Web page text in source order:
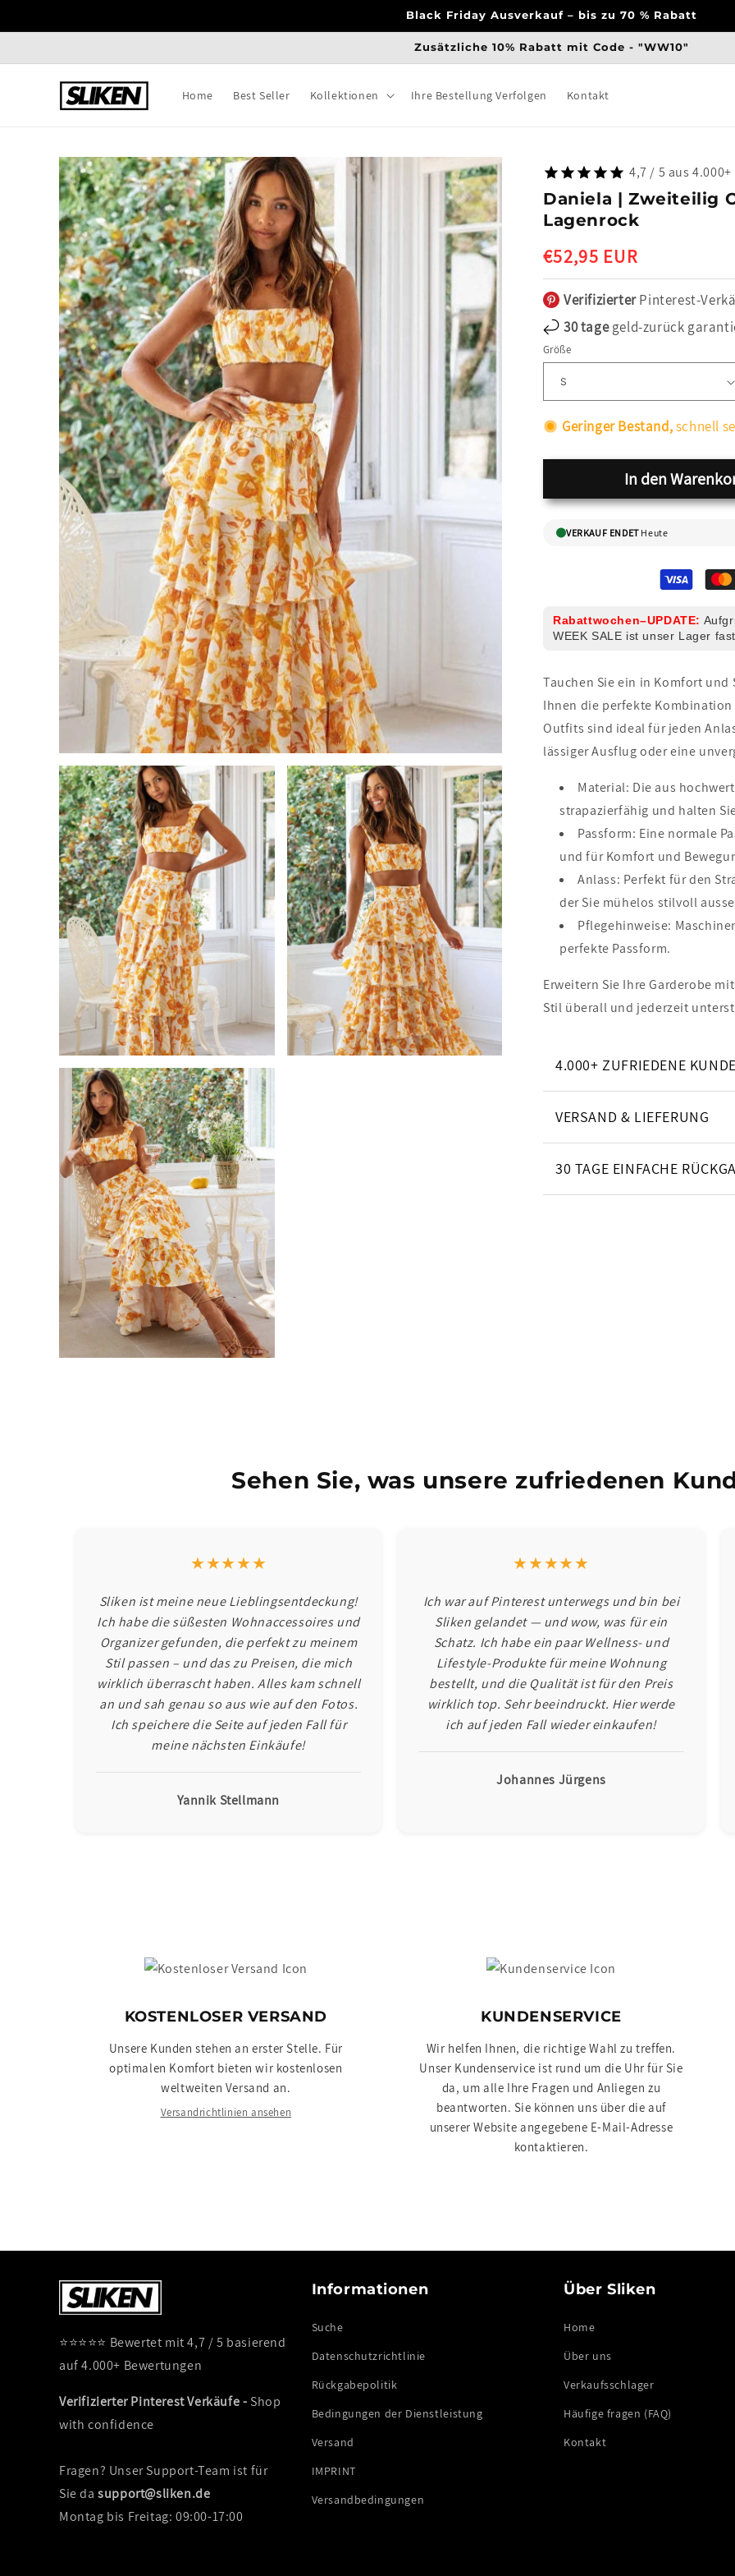
Inhalt
Black Friday Ausverkauf – bis zu 70 % Rabatt
Zusätzliche 10% Rabatt mit Code - "WW10"
Home Best Seller Kollektionen Ihre Bestellung Verfolgen Kontakt
4,7 / 5 aus
Daniela | Zweiteilig
Lagenrock
Normaler
Preis
€52,95 EUR
VerifizierterPinterest-
30 tagegeld-zurück
Größe
Geringer Bestand,schnell
In den
VERKAUF ENDETHeute
Rabattwochen–UPDATE:
WEEK SALE ist unser Lager
Tauchen Sie ein in Komfort
Ihnen die perfekte
Outfits sind ideal für jeden
lässiger Ausflug oder eine
Material: Die aus
strapazierfähig und halten
Passform: Eine normale
und für Komfort und
Anlass: Perfekt für den
der Sie mühelos stilvoll
Pflegehinweise:
perfekte Passform.
Erweitern Sie Ihre Garderobe
Stil überall und jederzeit
4.000+ ZUFRIEDENE
VERSAND & LIEFERUNG
30 TAGE EINFACHE
Sehen Sie, was unsere zufriedenen
★★★★★
Sliken ist meine neue Lieblingsentdeckung!
Ich habe die süßesten Wohnaccessoires und
Organizer gefunden, die perfekt zu meinem
Stil passen – und das zu Preisen, die mich
wirklich überrascht haben. Alles kam schnell
an und sah genau so aus wie auf den Fotos.
Ich speichere die Seite auf jeden Fall für
meine nächsten Einkäufe!
Yannik Stellmann
★★★★★
Ich war auf Pinterest unterwegs und bin bei
Sliken gelandet — und wow, was für ein
Schatz. Ich habe ein paar Wellness- und
Lifestyle-Produkte für meine Wohnung
bestellt, und die Qualität ist für den Preis
wirklich top. Sehr beeindruckt. Hier werde
ich auf jeden Fall wieder einkaufen!
Johannes Jürgens
KOSTENLOSER VERSAND
Unsere Kunden stehen an erster Stelle. Für
optimalen Komfort bieten wir kostenlosen
weltweiten Versand an.
Versandrichtlinien ansehen
KUNDENSERVICE
Wir helfen Ihnen, die richtige Wahl zu treffen.
Unser Kundenservice ist rund um die Uhr für Sie
da, um alle Ihre Fragen und Anliegen zu
beantworten. Sie können uns über die auf
unserer Website angegebene E-Mail-Adresse
kontaktieren.
⭐⭐⭐⭐⭐ Bewertet mit 4,7 / 5 basierend
auf 4.000+ Bewertungen
Verifizierter Pinterest Verkäufe - Shop
with confidence
Fragen? Unser Support-Team ist für
Sie dasupport@sliken.de
Montag bis Freitag: 09:00-17:00
Informationen
Suche
Datenschutzrichtlinie
Rückgabepolitik
Bedingungen der Dienstleistung
Versand
IMPRINT
Versandbedingungen
Über Sliken
Home
Über uns
Verkaufsschlager
Häufige fragen (FAQ)
Kontakt